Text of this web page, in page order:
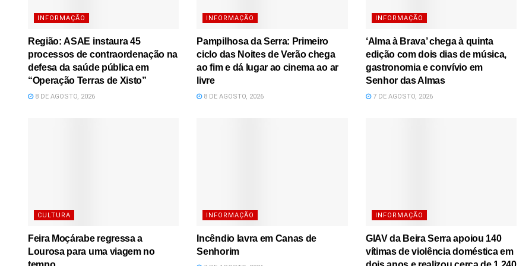
INFORMAÇÃO
Região: ASAE instaura 45
processos de contraordenação na
defesa da saúde pública em
“Operação Terras de Xisto”
8 DE AGOSTO, 2026
INFORMAÇÃO
Pampilhosa da Serra: Primeiro
ciclo das Noites de Verão chega
ao fim e dá lugar ao cinema ao ar
livre
8 DE AGOSTO, 2026
INFORMAÇÃO
‘Alma à Brava’ chega à quinta
edição com dois dias de música,
gastronomia e convívio em
Senhor das Almas
7 DE AGOSTO, 2026
CULTURA
Feira Moçárabe regressa a
Lourosa para uma viagem no
INFORMAÇÃO
Incêndio lavra em Canas de
Senhorim
INFORMAÇÃO
GIAV da Beira Serra apoiou 140
vítimas de violência doméstica em